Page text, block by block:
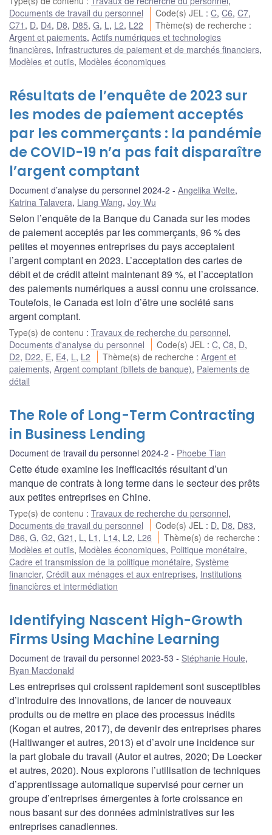
Documents de travail du personnel
Code(s) JEL :C,C6,C7,
C71 , D, D4, D8, D85, G, L , L2, L22 Thème(s) de recherche :
Argent et paiements, Actifs numériques et technologies
financières, Infrastructures de paiement et de marchés financiers,
Modèles et outils, Modèles économiques
Résultats de l’enquête de 2023 sur
les modes de paiement acceptés
par les commerçants : la pandémie
de COVID-19 n’a pas fait disparaître
l’argent comptant
Document d’analyse du personnel 2024-2 Angelika Welte,
Katrina Talavera, Liang Wang, Joy Wu
Selon l’enquête de la Banque du Canada sur les modes
de paiement acceptés par les commerçants, 96 % des
petites et moyennes entreprises du pays acceptaient
l’argent comptant en 2023. L’acceptation des cartes de
débit et de crédit atteint maintenant 89 %, et l’acceptation
des paiements numériques a aussi connu une croissance.
Toutefois, le Canada est loin d’être une société sans
argent comptant.
Type(s) de contenu : Travaux de recherche du personnel,
Documents d'analyse du personnel
Code(s) JEL :C,C8, D,
D2, D22, E, E4, L , L2 Thème(s) de recherche :Argent et
paiements, Argent comptant (billets de banque), Paiements de
détail
The Role of Long-Term Contracting
in Business Lending
Document de travail du personnel 2024-2 Phoebe Tian
Cette étude examine les inefficacités résultant d’un
manque de contrats à long terme dans le secteur des prêts
aux petites entreprises en Chine.
Type(s) de contenu : Travaux de recherche du personnel,
Documents de travail du personnel
Code(s) JEL : D, D8, D83,
D86, G, G2, G21 , L , L1 , L14, L2, L26 Thème(s) de recherche :
Modèles et outils, Modèles économiques, Politique monétaire,
Cadre et transmission de la politique monétaire, Système
financier, Crédit aux ménages et aux entreprises, Institutions
financières et intermédiation
Identifying Nascent High-Growth
Firms Using Machine Learning
Document de travail du personnel 2023-53 Stéphanie Houle,
Ryan Macdonald
Les entreprises qui croissent rapidement sont susceptibles
d’introduire des innovations, de lancer de nouveaux
produits ou de mettre en place des processus inédits
(Kogan et autres, 2017), de devenir des entreprises phares
(Haltiwanger et autres, 2013) et d’avoir une incidence sur
la part globale du travail (Autor et autres, 2020; De Loecker
et autres, 2020). Nous explorons l’utilisation de techniques
d’apprentissage automatique supervisé pour cerner un
groupe d’entreprises émergentes à forte croissance en
nous basant sur des données administratives sur les
entreprises canadiennes.